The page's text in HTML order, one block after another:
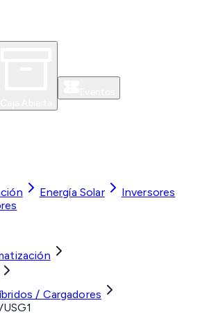
Energía Solar
Inversores
/ Cargadores